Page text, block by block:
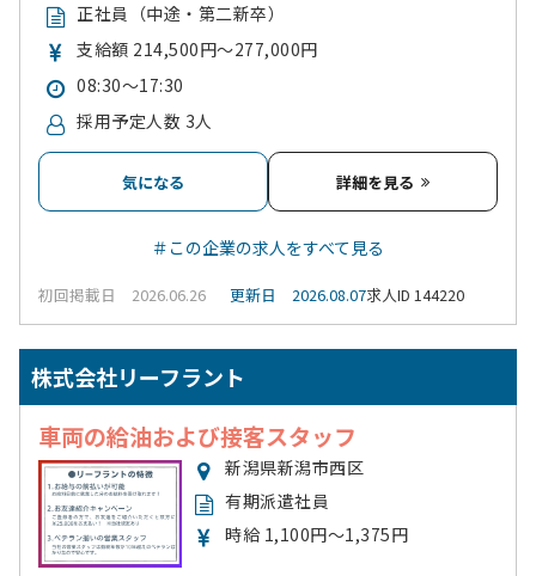
正社員（中途・第二新卒）
支給額 214,500円～277,000円
08:30～17:30
採用予定人数 3人
気になる 詳細を見る
＃この企業の求人をすべて見る
初回掲載日 2026.06.26 更新日 2026.08.07求人ID 144220
株式会社リーフラント
車両の給油および接客スタッフ
新潟県新潟市西区
有期派遣社員
時給 1,100円～1,375円